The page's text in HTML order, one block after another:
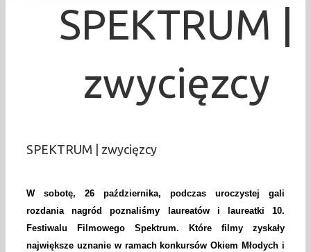
SPEKTRUM |
zwycięzcy
SPEKTRUM | zwycięzcy
W sobotę, 26 października, podczas uroczystej gali
rozdania nagród poznaliśmy laureatów i laureatki 10.
Festiwalu Filmowego Spektrum. Które filmy zyskały
największe uznanie w ramach konkursów Okiem Młodych i